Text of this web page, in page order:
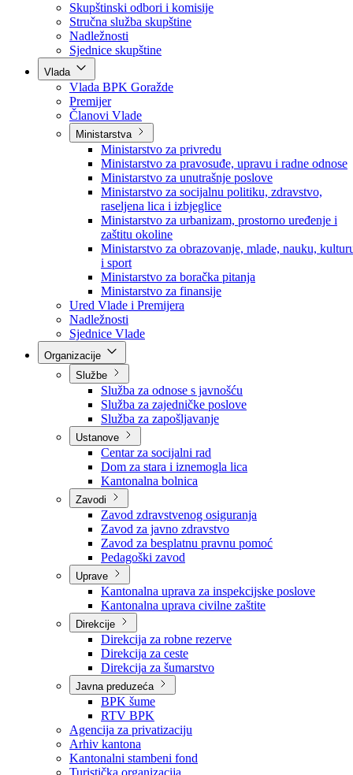
Poslanici po strankama
Poslanici po klubovima naroda
Kolegij skupštine
Skupštinski odbori i komisije
Stručna služba skupštine
Nadležnosti
Sjednice skupštine
Vlada
Vlada BPK Goražde
Premijer
Članovi Vlade
Ministarstva
Ministarstvo za privredu
Ministarstvo za pravosuđe, upravu i radne odnose
Ministarstvo za unutrašnje poslove
Ministarstvo za socijalnu politiku, zdravstvo,
raseljena lica i izbjeglice
Ministarstvo za urbanizam, prostorno uređenje i
zaštitu okoline
Ministarstvo za obrazovanje, mlade, nauku,
i sport
Ministarstvo za boračka pitanja
Ministarstvo za finansije
Ured Vlade i Premijera
Nadležnosti
Sjednice Vlade
Službe
Služba za odnose s javnošću
Služba za zajedničke poslove
Služba za zapošljavanje
Ustanove
Centar za socijalni rad
Dom za stara i iznemogla lica
Kantonalna bolnica
Zavodi
Zavod zdravstvenog osiguranja
Zavod za javno zdravstvo
Zavod za besplatnu pravnu pomoć
Pedagoški zavod
Uprave
Kantonalna uprava za inspekcijske poslove
Kantonalna uprava civilne zaštite
Direkcije
Direkcija za robne rezerve
Direkcija za ceste
Direkcija za šumarstvo
Javna preduzeća
BPK šume
RTV BPK
Agencija za privatizaciju